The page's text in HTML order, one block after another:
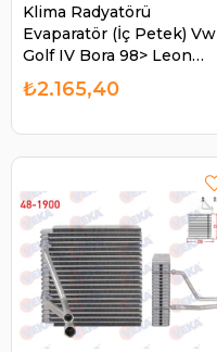
Klima Radyatörü
Evaparatör (İç Petek) Vw
Golf IV Bora 98> Leon
Toledo Skoda Octavia
Audi Audi | VEKA 484400
₺2.165,40